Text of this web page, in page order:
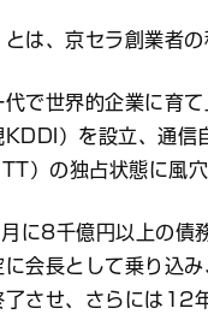
は、京セラ創業者の
で世界的企業に育
）を設立、通信
）の独占状態に風穴
に8千億円以上の債
に会長として乗り込
了させ、さらには12